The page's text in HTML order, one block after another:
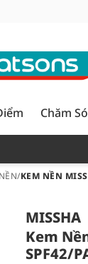
Chăm
/KEM NỀN
MISSHA
Kem
SPF42/